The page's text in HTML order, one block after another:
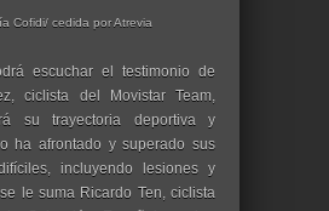
Cofidi/ cedida por Atrevia
escuchar el testimonio de
ciclista del Movistar Team,
su trayectoria deportiva y
ha afrontado y superado sus
incluyendo lesiones y
le suma Ricardo Ten, ciclista